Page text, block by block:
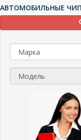
АВТОМОБИЛЬНЫЕ
ТРАНСПОНДЕРЫ
ИП